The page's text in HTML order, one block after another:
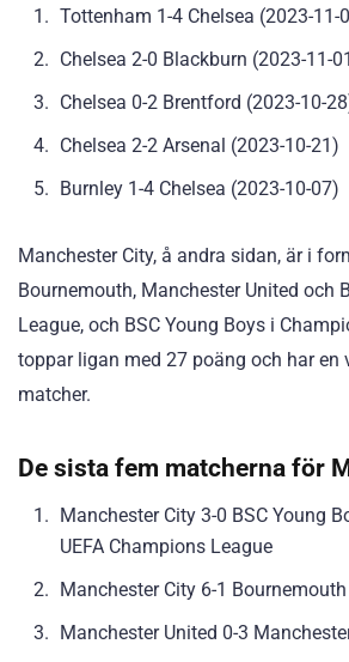
Tottenham 1-4 Chelsea (2023-11-
Chelsea 2-0 Blackburn (2023-11-
Chelsea 0-2 Brentford (2023-10-
Chelsea 2-2 Arsenal (2023-10-21)
Burnley 1-4 Chelsea (2023-10-07)
Manchester City, å andra sidan, är i
Bournemouth, Manchester United och
League, och BSC Young Boys i
toppar ligan med 27 poäng och har en
matcher.
De sista fem matcherna för
Manchester City 3-0 BSC Young
UEFA Champions League
Manchester City 6-1
Manchester United 0-3